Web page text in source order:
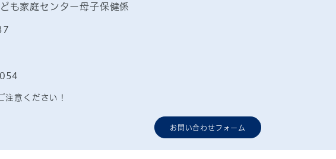
も家庭センター母子保健係
注意ください！
お問い合わせフォーム